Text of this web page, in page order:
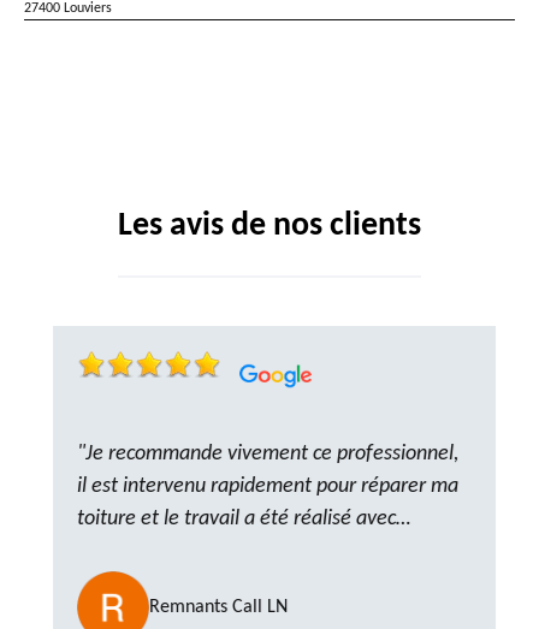
27400 Louviers
Les avis de nos clients
"Je recommande vivement ce professionnel,
il est intervenu rapidement pour réparer ma
toiture et le travail a été réalisé avec
ponctuel et à l’écoute, le résultat est
impeccable et le chantier a été laissé propre.
Remnants Call LN